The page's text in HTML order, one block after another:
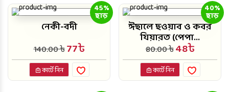
45%
ছাড়
নেকী-বদী
140.00 ৳77৳
কার্টে নিন
40%
ছাড়
ঈছালে ছওয়াব ও কবর
যিয়ারত (পেপা...
80.00 ৳48৳
কার্টে নিন